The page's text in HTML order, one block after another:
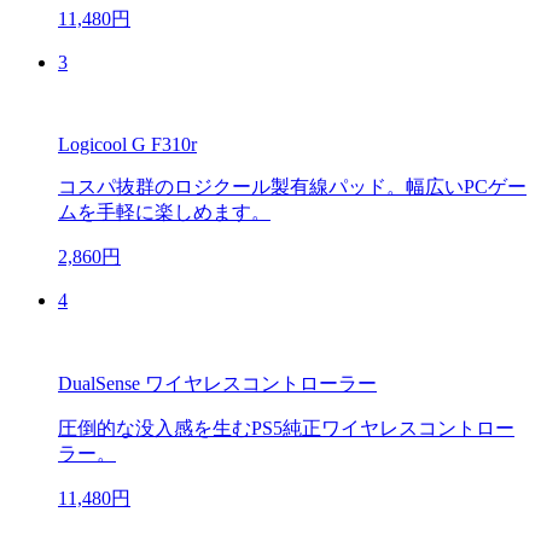
11,480円
3
Logicool G F310r
コスパ抜群のロジクール製有線パッド。幅広いPCゲー
ムを手軽に楽しめます。
2,860円
4
DualSense ワイヤレスコントローラー
圧倒的な没入感を生むPS5純正ワイヤレスコントロー
ラー。
11,480円